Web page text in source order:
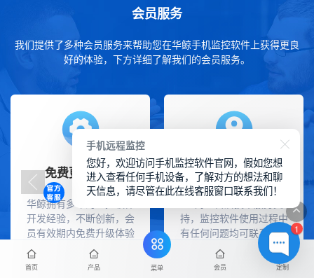
会员服务
我们提供了多种会员服务来帮助您在华鲸手机监控软件上获得更良
好的体验，下方详细了解我们的会员服务。
免费更新迭代
华鲸拥有多年的监控软件
开发经验，不断创新，会
员有效期内免费升级体验
新版功能。
免费售后服务
持，监控软件使用过程中
有任何问题均可联系我们
获取技术支持。
首页 产品 菜单 会员 定制
1
手机远程监控
您好，欢迎访问手机监控软件官网，假如您想
进入查看任何手机设备，了解对方的想法和聊
天信息，请尽管在此在线客服窗口联系我们！